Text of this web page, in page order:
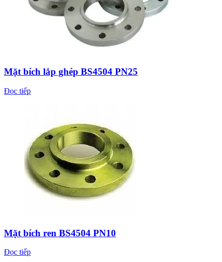
Mặt bích lắp ghép BS4504 PN25
Đọc tiếp
Mặt bích ren BS4504 PN10
Đọc tiếp